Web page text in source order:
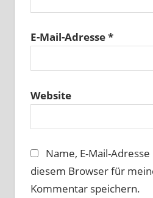
E-Mail-Adresse*
Website
Name, E-Mail-
diesem Browser für
Kommentar speichern.